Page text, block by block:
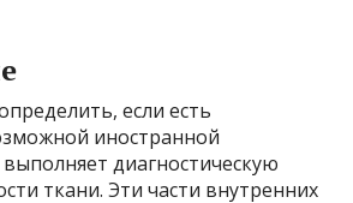
если есть
иностранной
диагностическую
ткани. Эти части внутренних